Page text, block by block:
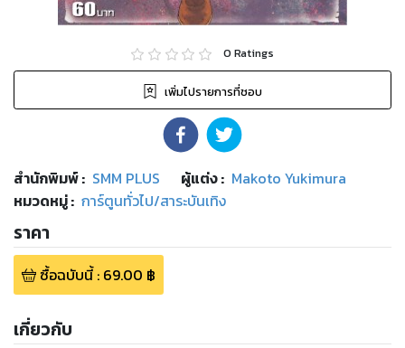
0 Ratings
เพิ่มไปรายการที่ชอบ
สำนักพิมพ์: SMM PLUS ผู้แต่ง : Makoto Yukimura
หมวดหมู่: การ์ตูนทั่วไป/สาระบันเทิง
ราคา
ซื้อฉบับนี้: 69.00 ฿
เกี่ยวกับ